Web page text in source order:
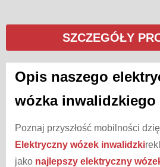
SZCZEGÓŁY
Opis naszego
wózka inwalidzkiego
Poznaj przyszłość mobilności
Elektryczny wózek inwalidzki
jako najlepszy elektryczny